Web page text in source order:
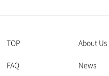
TOP About Us
FAQ News